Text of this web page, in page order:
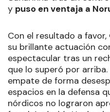
y puso en ventaja a
Con el resultado a favor,
su brillante actuación
espectacular tras un
que lo superó por arriba.
empate de forma
espacios en la defensa
nórdicos no lograron